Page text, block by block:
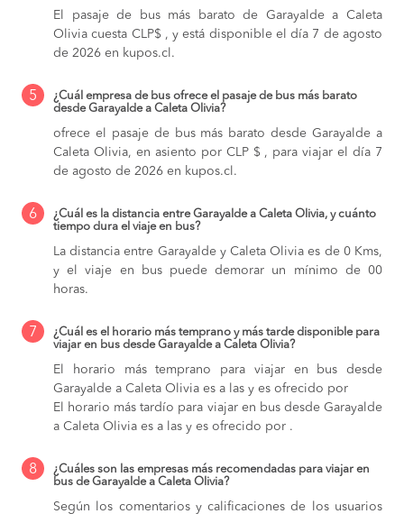
El pasaje de bus más barato de Garayalde a Caleta
Olivia cuesta CLP$ , y está disponible el día 7 de agosto
de 2026 en kupos.cl.
5
¿Cuál empresa de bus ofrece el pasaje de bus más barato
desde Garayalde a Caleta Olivia?
ofrece el pasaje de bus más barato desde Garayalde a
Caleta Olivia, en asiento por CLP $ , para viajar el día 7
de agosto de 2026 en kupos.cl.
6
¿Cuál es la distancia entre Garayalde a Caleta Olivia, y cuánto
tiempo dura el viaje en bus?
La distancia entre Garayalde y Caleta Olivia es de 0 Kms,
y el viaje en bus puede demorar un mínimo de 00
horas.
7
¿Cuál es el horario más temprano y más tarde disponible para
viajar en bus desde Garayalde a Caleta Olivia?
El horario más temprano para viajar en bus desde
Garayalde a Caleta Olivia es a las y es ofrecido por
El horario más tardío para viajar en bus desde Garayalde
a Caleta Olivia es a las y es ofrecido por .
8
¿Cuáles son las empresas más recomendadas para viajar en
bus de Garayalde a Caleta Olivia?
Según los comentarios y calificaciones de los usuarios